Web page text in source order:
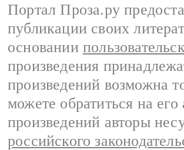
Портал Проза.ру
публикации своих
основании
произведения
произведений возможна
можете обратиться на
произведений авторы
российского